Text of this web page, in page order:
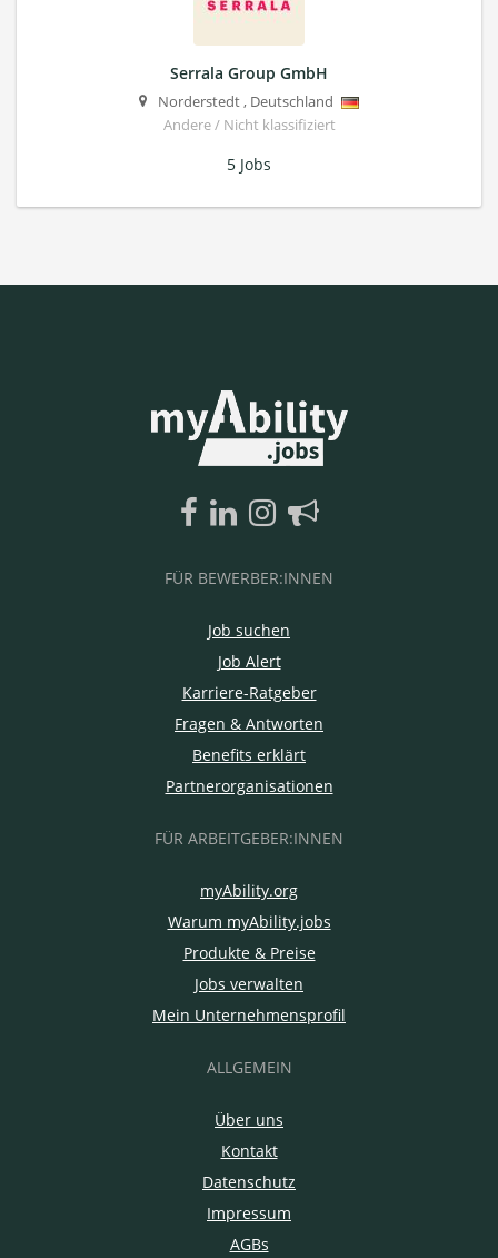
Serrala Group GmbH
Norderstedt, Deutschland
Andere / Nicht klassifiziert
5 Jobs
FÜR BEWERBER:INNEN
Job suchen
Job Alert
Karriere-Ratgeber
Fragen & Antworten
Benefits erklärt
Partnerorganisationen
FÜR ARBEITGEBER:INNEN
myAbility.org
Warum myAbility.jobs
Produkte & Preise
Jobs verwalten
Mein Unternehmensprofil
ALLGEMEIN
Über uns
Kontakt
Datenschutz
Impressum
AGBs